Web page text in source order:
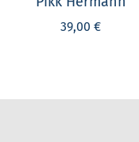
39,00 €